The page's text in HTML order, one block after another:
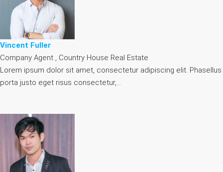
Vincent Fuller
Company Agent , Country House Real Estate
Lorem ipsum dolor sit amet, consectetur adipiscing elit. Phasellus
porta justo eget risus consectetur,…